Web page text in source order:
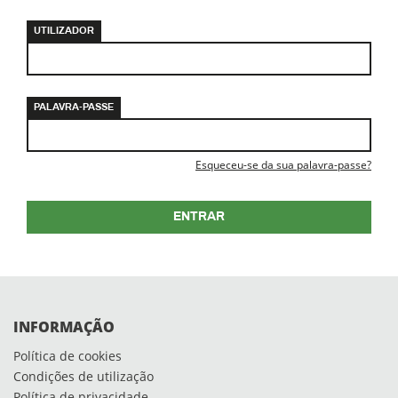
UTILIZADOR
PALAVRA-PASSE
Esqueceu-se da sua palavra-passe?
ENTRAR
INFORMAÇÃO
Política de cookies
Condições de utilização